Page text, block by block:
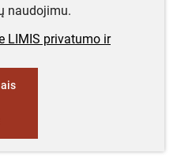
naudojimu.
LIMIS privatumo ir